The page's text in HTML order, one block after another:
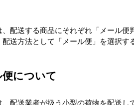
配送する商品にそれぞれ「メール
送方法として「メール便」を選択す
便について
配送業者が扱う小型の荷物を配送し